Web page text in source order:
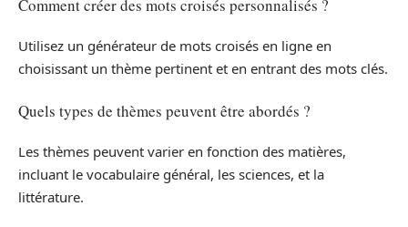
Comment créer des mots croisés personnalisés ?
Utilisez un générateur de mots croisés en ligne en
choisissant un thème pertinent et en entrant des mots clés.
Quels types de thèmes peuvent être abordés ?
Les thèmes peuvent varier en fonction des matières,
incluant le vocabulaire général, les sciences, et la
littérature.